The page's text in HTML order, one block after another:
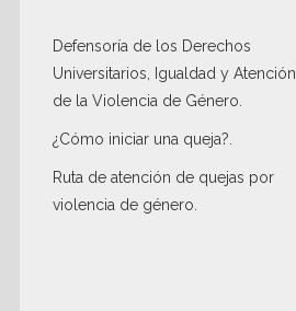
Defensoría de los Derechos
Universitarios, Igualdad y Atención
de la Violencia de Género
¿Cómo iniciar una queja?
Ruta de atención de quejas por
violencia de género